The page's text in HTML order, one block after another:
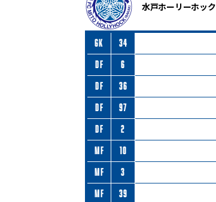
水戸ホーリーホック
GK 34
DF 6
DF 36
DF 97
DF 2
MF 10
MF 3
MF 39